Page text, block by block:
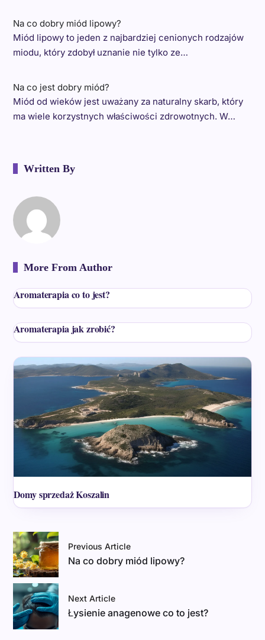
Na co dobry miód lipowy?
Miód lipowy to jeden z najbardziej cenionych rodzajów
miodu, który zdobył uznanie nie tylko ze…
Na co jest dobry miód?
Miód od wieków jest uważany za naturalny skarb, który
ma wiele korzystnych właściwości zdrowotnych. W…
Written By
More From Author
Aromaterapia co to jest?
Aromaterapia jak zrobić?
Domy sprzedaż Koszalin
Previous Article
Na co dobry miód lipowy?
Next Article
Łysienie anagenowe co to jest?